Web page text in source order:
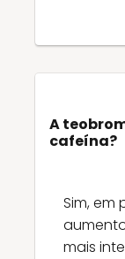
A
cafeína?
Sim, em
mais